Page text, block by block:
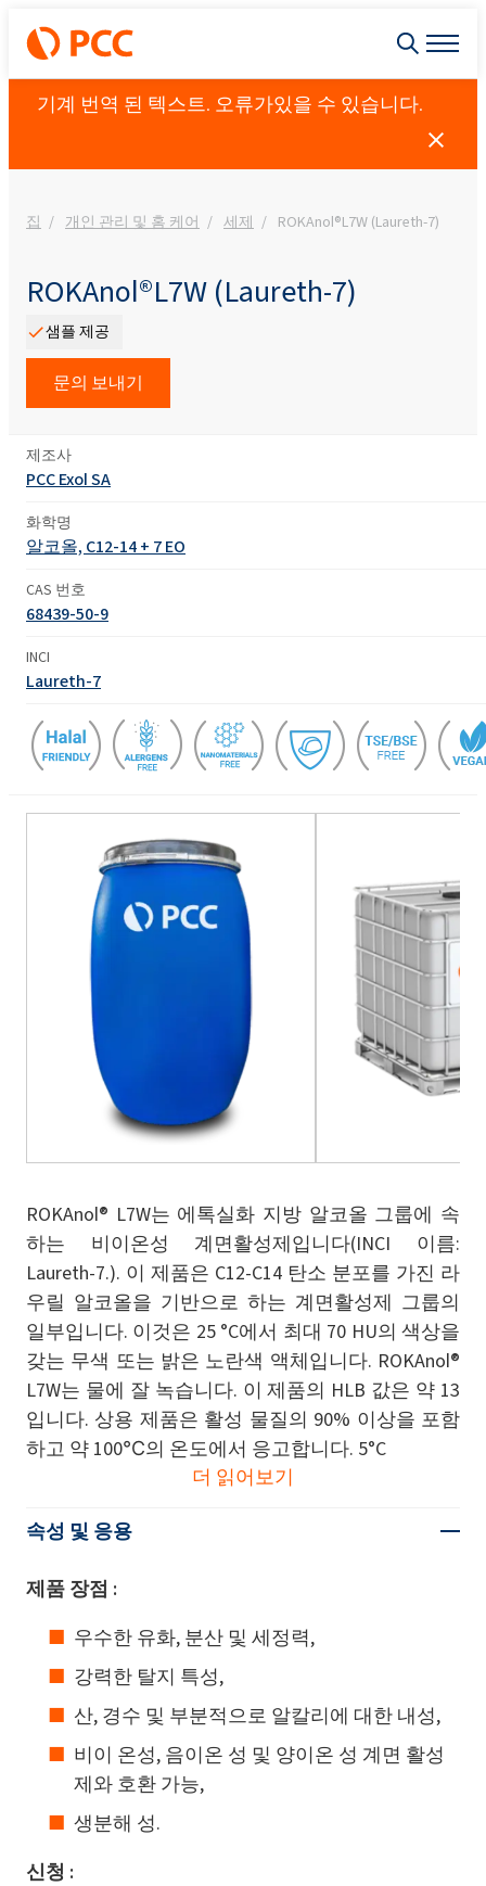
기계 번역 된 텍스트. 오류가있을 수 있습니다.
집 개인 관리 및 홈 케어 세제 ROKAnol®L7W (Laureth-7)
ROKAnol®L7W (Laureth-7)
샘플 제공
문의 보내기
제조사
PCC Exol SA
화학명
알코올, C12-14 + 7 EO
CAS 번호
68439-50-9
INCI
Laureth-7
ROKAnol® L7W는 에톡실화 지방 알코올 그룹에 속
하는 비이온성 계면활성제입니다(INCI 이름:
Laureth-7.). 이 제품은 C12-C14 탄소 분포를 가진 라
우릴 알코올을 기반으로 하는 계면활성제 그룹의
일부입니다. 이것은 25 °C에서 최대 70 HU의 색상을
갖는 무색 또는 밝은 노란색 액체입니다. ROKAnol®
L7W는 물에 잘 녹습니다. 이 제품의 HLB 값은 약 13
입니다. 상용 제품은 활성 물질의 90% 이상을 포함
하고 약 100℃의 온도에서 응고합니다. 5°C
더 읽어보기
속성 및 응용
제품 장점 :
우수한 유화, 분산 및 세정력,
강력한 탈지 특성,
산, 경수 및 부분적으로 알칼리에 대한 내성,
비이 온성, 음이온 성 및 양이온 성 계면 활성
제와 호환 가능,
생분해 성.
신청 :